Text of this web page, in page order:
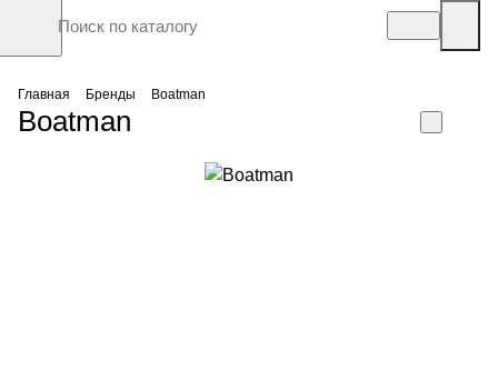
Главная Бренды Boatman
Boatman